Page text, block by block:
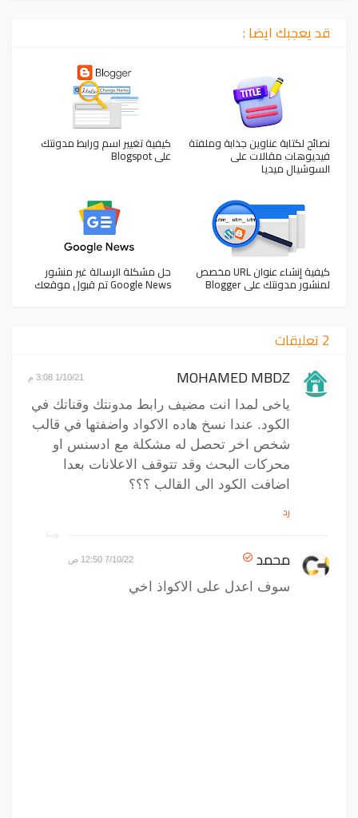
قد يعجبك ايضا :
نصائح لكتابة عناوين جذابة وملفتة
فيديوهات مقالات على
السوشيال ميديا
كيفية تغيير اسم ورابط مدونتك
على Blogspot
كيفية إنشاء عنوان URL مخصص
لمنشور مدونتك على Blogger
حل مشكلة الرسالة غير منشور
Google News تم قبول موقعك
2 تعليقات
MOHAMED MBDZ 1/10/21 3:08 م
ياخى لمدا انت مضيف رابط مدونتك وقناتك في
الكود. عندا نسخ هاده الاكواد واضفتها في قالب
شخص اخر تحصل له مشكلة مع ادسنس او
محركات البحث وقد تتوقف الاعلانات بعدا
اضافت الكود الى القالب ؟؟؟
رد
محمد 7/10/22 12:50 ص
سوف اعدل على الاكواذ اخي